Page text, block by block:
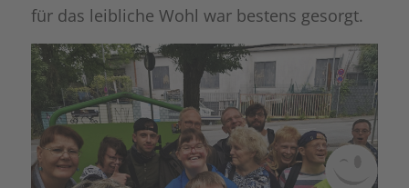
für das leibliche Wohl war bestens gesorgt.